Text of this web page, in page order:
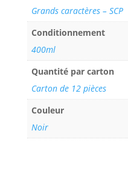
Grands caractères – SCP
Conditionnement
400ml
Quantité par carton
Carton de 12 pièces
Couleur
Noir